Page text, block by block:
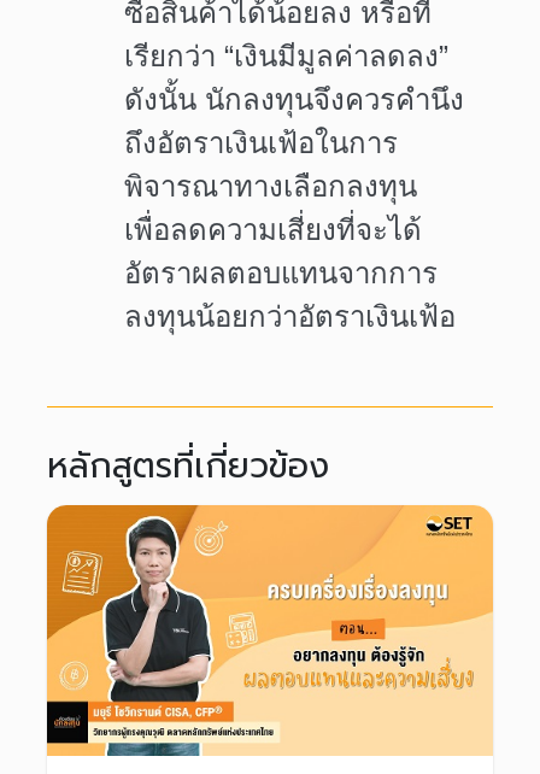
ซื้อสินค้าได้น้อยลง หรือที่
เรียกว่า “เงินมีมูลค่าลดลง”
ดังนั้น นักลงทุนจึงควรคำนึง
ถึงอัตราเงินเฟ้อในการ
พิจารณาทางเลือกลงทุน
เพื่อลดความเสี่ยงที่จะได้
อัตราผลตอบแทนจากการ
ลงทุนน้อยกว่าอัตราเงินเฟ้อ
หลักสูตรที่เกี่ยวข้อง